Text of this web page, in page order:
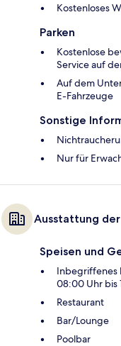
Kostenloses
Parken
Kostenlose
Service auf
Auf dem
E-Fahrzeuge
Sonstige
Nur für
Ausstattung
Speisen und
Inbegriffenes
08:00 Uhr bis
Restaurant
Bar/Lounge
Poolbar